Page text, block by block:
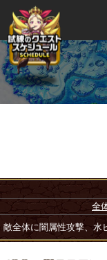
全
敵全体に闇属性攻撃、水